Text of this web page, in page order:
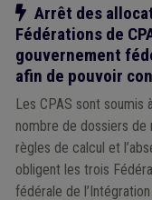
Notre action
Arrêt des
Fédérations de
gouvernement
afin de pouvoir
Les CPAS sont soumis
nombre de dossiers de
règles de calcul et l’absence de
obligent les trois
fédérale de